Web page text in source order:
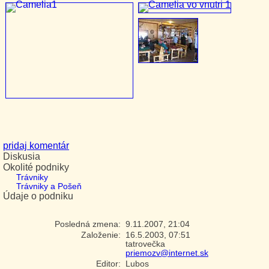
pridaj komentár
Diskusia
Okolité podniky
Trávniky
Trávniky a Pošeň
Údaje o podniku
Posledná zmena: 9.11.2007, 21:04
Založenie: 16.5.2003, 07:51
tatrovečka
priemozv@internet.sk
Editor:
Lubos